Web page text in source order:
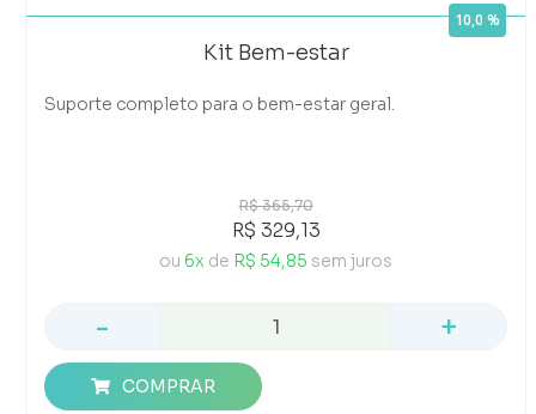
Kit Bem-estar
Suporte completo para o bem-estar geral.
R$ 365,70
R$ 329,13
ou 6x de R$ 54,85 sem juros
10,0 %
- +
COMPRAR